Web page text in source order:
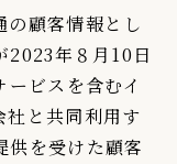
顧客情報とし
2023年８月10日
ビスを含むイ
社と共同利用す
供を受けた顧客